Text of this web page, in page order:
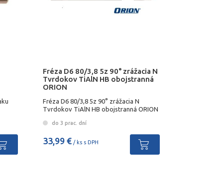
Fréza D6 80/3,8 5z 90° zrážacia N
Tvrdokov TiAlN HB obojstranná
ORION
Fréza D6 80/3,8 5z 90° zrážacia N
Tvrdokov TiAlN HB obojstranná ORION
do 3 prac. dní
33,99 €/ ks s DPH